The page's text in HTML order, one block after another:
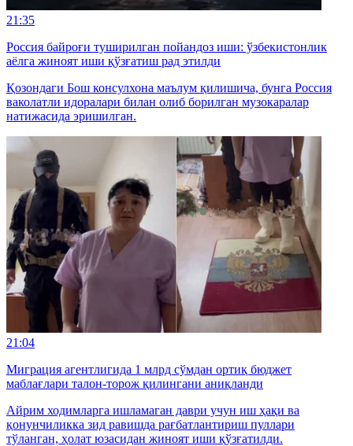
21:35
Россия байроғи туширилган пойандоз иши: ўзбекистонлик
аёлга жиноят иши қўзғатиш рад этилди
Қозондаги Бош консулхона маълум қилишича, бунга Россия
ваколатли идоралари билан олиб борилган музокаралар
натижасида эришилган.
21:04
Миграция агентлигида 1 млрд сўмдан ортиқ бюджет
маблағлари талон-торож қилингани аниқланди
Айрим ходимларга ишламаган даври учун иш ҳақи ва
қонунчиликка зид равишда рағбатлантириш пуллари
тўланган, ҳолат юзасидан жиноят иши қўзғатилди.